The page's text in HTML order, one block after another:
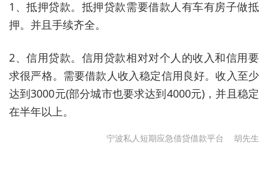
1、抵押贷款。抵押贷款需要借款人有车有房子做抵
押。并且手续齐全。
2、信用贷款。信用贷款相对对个人的收入和信用要
求很严格。需要借款人收入稳定信用良好。收入至少
达到3000元(部分城市也要求达到4000元)，并且稳定
在半年以上。
宁波私人短期应急借贷借款平台 胡先生